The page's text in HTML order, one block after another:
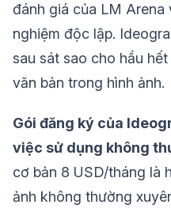
đánh giá của LM
nghiệm độc lập.
sau sát sao cho hầu
văn bản trong hình ảnh.
Gói đăng ký của
việc sử dụng không
cơ bản 8 USD/tháng là
ảnh không thường